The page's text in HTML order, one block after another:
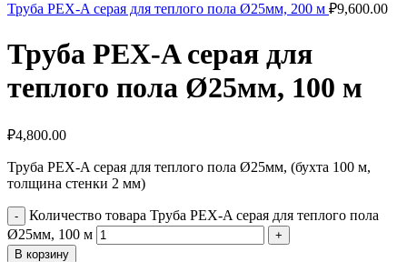
Труба PEX-A серая для теплого пола Ø25мм, 200 м ₽9,600.00
Труба PEX-A серая для
теплого пола Ø25мм, 100 м
₽4,800.00
Труба PEX-A серая для теплого пола Ø25мм, (бухта 100 м,
толщина стенки 2 мм)
Количество товара Труба PEX-A серая для теплого пола
Ø25мм, 100 м
В корзину